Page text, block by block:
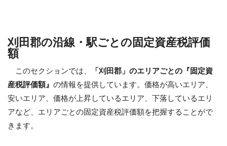
刈田郡の沿線・駅ごとの固定資産税評価
額
このセクションでは、
「刈田郡」のエリアごとの『固定資
産税評価額』 の情報を提供しています。価格が高いエリア、
安いエリア、価格が上昇しているエリア、下落しているエリ
アなど、エリアごとの固定資産税評価額を把握することがで
きます。